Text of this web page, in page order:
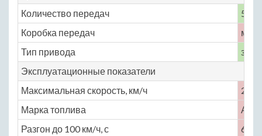
Количество передач
5
Коробка передач
Тип привода
Эксплуатационные показатели
Максимальная скорость, км/ч
215
Марка топлива
АИ-
Разгон до 100 км/ч, с
6.9